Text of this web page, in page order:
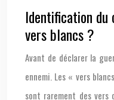
Identification du
vers blancs ?
Avant de déclarer la
ennemi. Les « vers
sont rarement des vers